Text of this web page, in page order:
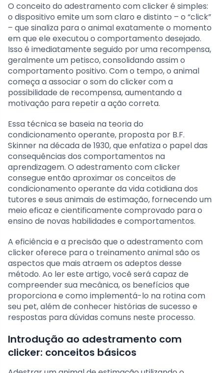
O conceito do adestramento com clicker é simples:
o dispositivo emite um som claro e distinto – o “click”
– que sinaliza para o animal exatamente o momento
em que ele executou o comportamento desejado.
Isso é imediatamente seguido por uma recompensa,
geralmente um petisco, consolidando assim o
comportamento positivo. Com o tempo, o animal
começa a associar o som do clicker com a
possibilidade de recompensa, aumentando a
motivação para repetir a ação correta.
Essa técnica se baseia na teoria do
condicionamento operante, proposta por B.F.
Skinner na década de 1930, que enfatiza o papel das
consequências dos comportamentos na
aprendizagem. O adestramento com clicker
consegue então aproximar os conceitos de
condicionamento operante da vida cotidiana dos
tutores e seus animais de estimação, fornecendo um
meio eficaz e cientificamente comprovado para o
ensino de novas habilidades e comportamentos.
A eficiência e a precisão que o adestramento com
clicker oferece para o treinamento animal são os
aspectos que mais atraem os adeptos desse
método. Ao ler este artigo, você será capaz de
compreender sua mecânica, os benefícios que
proporciona e como implementá-lo na rotina com
seu pet, além de conhecer histórias de sucesso e
respostas para dúvidas comuns neste processo.
Introdução ao adestramento com
clicker: conceitos básicos